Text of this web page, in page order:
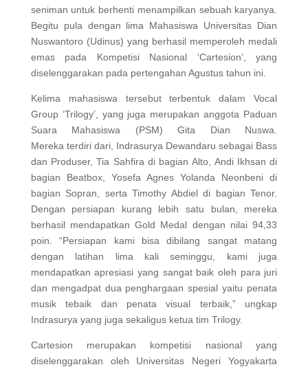
seniman untuk berhenti menampilkan sebuah karyanya.
Begitu pula dengan lima Mahasiswa Universitas Dian
Nuswantoro (Udinus) yang berhasil memperoleh medali
emas pada Kompetisi Nasional ‘Cartesion’, yang
diselenggarakan pada pertengahan Agustus tahun ini.
Kelima mahasiswa tersebut terbentuk dalam Vocal
Group ‘Trilogy’, yang juga merupakan anggota Paduan
Suara Mahasiswa (PSM) Gita Dian Nuswa.
Mereka terdiri dari, Indrasurya Dewandaru sebagai Bass
dan Produser, Tia Sahfira di bagian Alto, Andi Ikhsan di
bagian Beatbox, Yosefa Agnes Yolanda Neonbeni di
bagian Sopran, serta Timothy Abdiel di bagian Tenor.
Dengan persiapan kurang lebih satu bulan, mereka
berhasil mendapatkan Gold Medal dengan nilai 94,33
poin. “Persiapan kami bisa dibilang sangat matang
dengan latihan lima kali seminggu, kami juga
mendapatkan apresiasi yang sangat baik oleh para juri
dan mengadpat dua penghargaan spesial yaitu penata
musik tebaik dan penata visual terbaik,” ungkap
Indrasurya yang juga sekaligus ketua tim Trilogy.
Cartesion merupakan kompetisi nasional yang
diselenggarakan oleh Universitas Negeri Yogyakarta